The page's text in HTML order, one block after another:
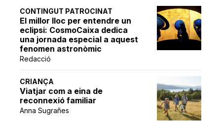
CONTINGUT PATROCINAT
El millor lloc per entendre un
eclipsi: CosmoCaixa dedica
una jornada especial a aquest
fenomen astronòmic
Redacció
CRIANÇA
Viatjar com a eina de
reconnexió familiar
Anna Sugrañes